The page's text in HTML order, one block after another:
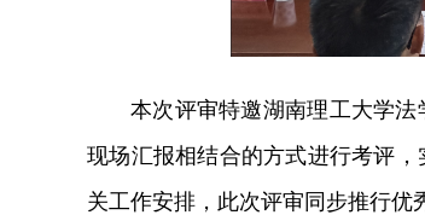
本次评审特邀湖南理工大学
现场汇报相结合的方式进行考评
关工作安排，此次评审同步推行优